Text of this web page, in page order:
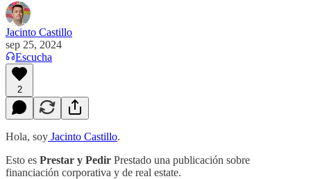
Jacinto Castillo
sep 25, 2024
Escucha
2
Hola, soy Jacinto Castillo.
Esto es Prestar y Pedir Prestado una publicación sobre
financiación corporativa y de real estate.